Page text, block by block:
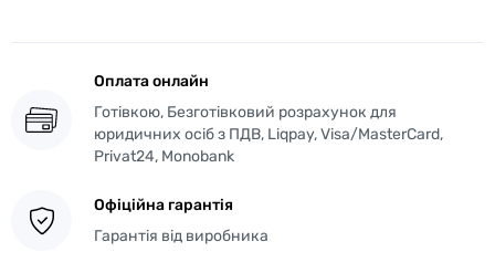
Оплата онлайн
Готівкою, Безготівковий розрахунок для
юридичних осіб з ПДВ, Liqpay, Visa/MasterCard,
Privat24, Monobank
Офіційна гарантія
Гарантія від виробника